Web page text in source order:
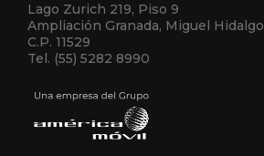
Lago Zurich 219, Piso 9
Ampliación Granada, Miguel Hidalgo
C.P. 11529
Tel. (55) 5282 8990